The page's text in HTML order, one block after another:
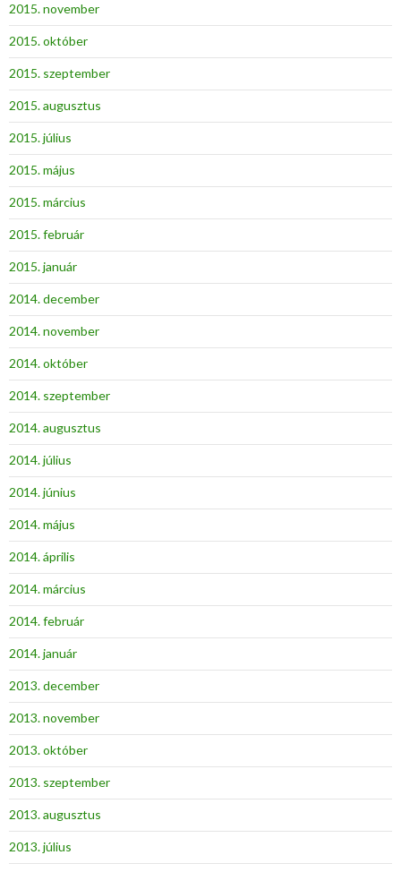
2015. november
2015. október
2015. szeptember
2015. augusztus
2015. július
2015. május
2015. március
2015. február
2015. január
2014. december
2014. november
2014. október
2014. szeptember
2014. augusztus
2014. július
2014. június
2014. május
2014. április
2014. március
2014. február
2014. január
2013. december
2013. november
2013. október
2013. szeptember
2013. augusztus
2013. július